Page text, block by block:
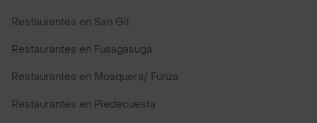
Restaurantes en San Gil
Restaurantes en Fusagasugá
Restaurantes en Mosquera/ Funza
Restaurantes en Piedecuesta